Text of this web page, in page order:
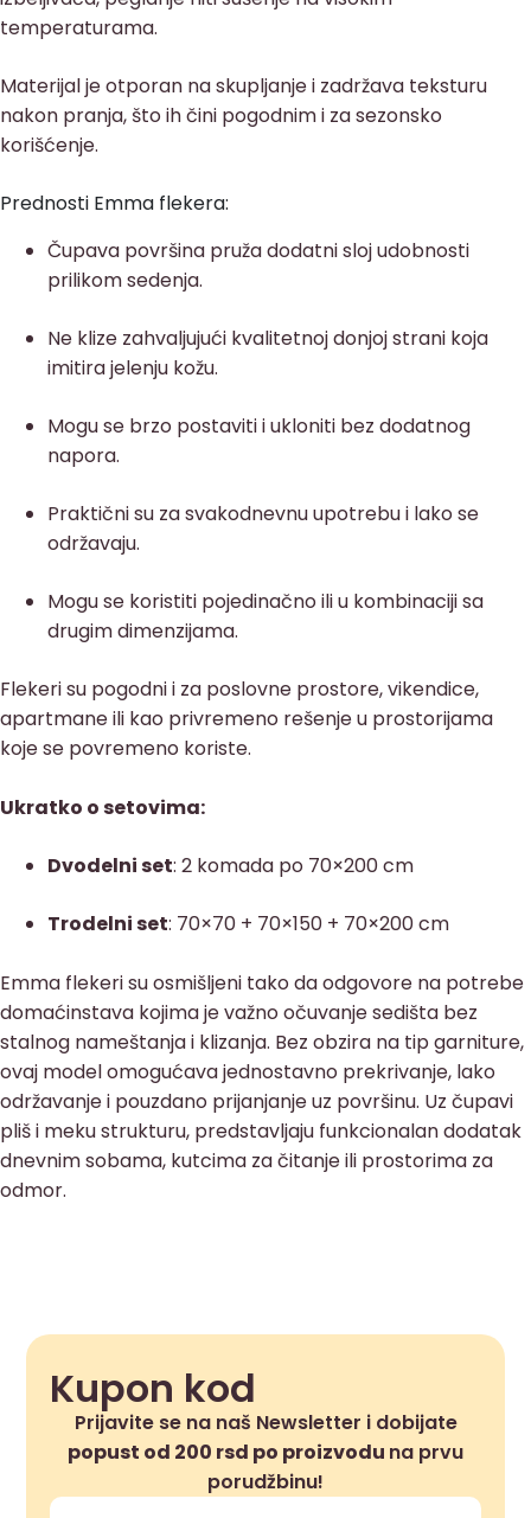
temperaturama.
Materijal je otporan na skupljanje i zadržava teksturu
nakon pranja, što ih čini pogodnim i za sezonsko
korišćenje.
Prednosti Emma flekera:
Čupava površina pruža dodatni sloj udobnosti
prilikom sedenja.
Ne klize zahvaljujući kvalitetnoj donjoj strani koja
imitira jelenju kožu.
Mogu se brzo postaviti i ukloniti bez dodatnog
napora.
Praktični su za svakodnevnu upotrebu i lako se
održavaju.
Mogu se koristiti pojedinačno ili u kombinaciji sa
drugim dimenzijama.
Flekeri su pogodni i za poslovne prostore, vikendice,
apartmane ili kao privremeno rešenje u prostorijama
koje se povremeno koriste.
Ukratko o setovima:
Dvodelni set: 2 komada po 70×200 cm
Trodelni set: 70×70 + 70×150 + 70×200 cm
Emma flekeri su osmišljeni tako da odgovore na potrebe
domaćinstava kojima je važno očuvanje sedišta bez
stalnog nameštanja i klizanja. Bez obzira na tip garniture,
ovaj model omogućava jednostavno prekrivanje, lako
održavanje i pouzdano prijanjanje uz površinu. Uz čupavi
pliš i meku strukturu, predstavljaju funkcionalan dodatak
dnevnim sobama, kutcima za čitanje ili prostorima za
odmor.
Kupon kod
Prijavite se na naš Newsletter i dobijate
popust od 200 rsd po proizvodu na prvu
porudžbinu!